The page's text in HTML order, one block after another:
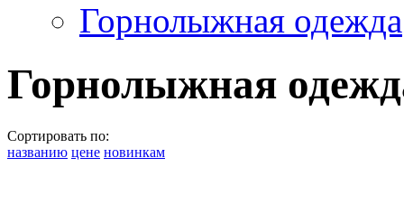
Горнолыжная одежда
Горнолыжная
Сортировать по:
названию цене новинкам